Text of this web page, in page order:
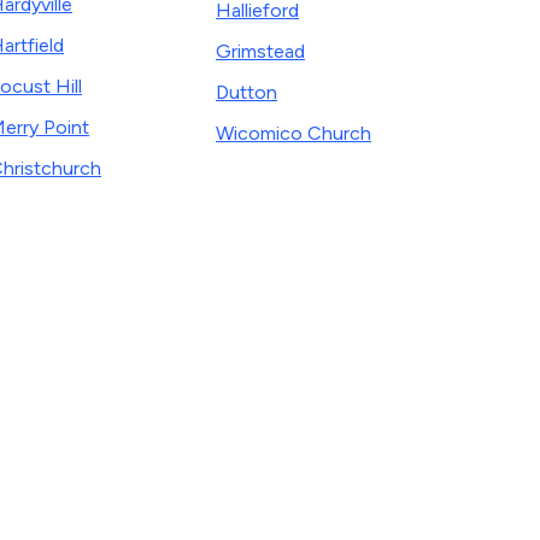
Hill
Point
Hallieford
Grimstead
Dutton
Wicomico Church